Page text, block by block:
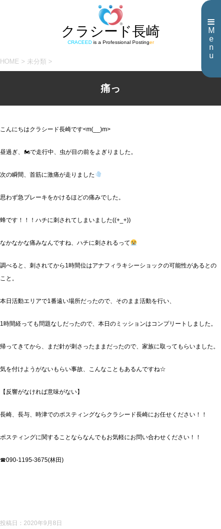
M
e
n
u
クラシード長崎
CRACEEDis a Professional Postinger
HOME > 未分類 >
痛っ
こんにちはクラシード長崎です<m(__)m>
昼過ぎ、🏍で走行中、虫が目の前をよぎりました。
次の瞬間、首筋に激痛が走りました
思わず急ブレーキをかけるほどの痛みでした。
蜂です！！！ハチに刺されてしまいました((+_+))
なかなかな痛みなんですね、ハチに刺されるって
調べると、刺されてから1時間位はアナフィラキシーショックの可能性があるとの
こと。
本日活動エリアで1番遠い場所だったので、そのまま活動を行い、
1時間経っても問題なしだったので、本日のミッションはコンプリートしました。
帰ってきてから、まだ針が刺さったままだったので、家族に取ってもらいました。
気を付けようがないもらい事故、こんなこともあるんですね☆
【反響がなければ意味がない】
長崎、長与、時津でのポスティングならクラシード長崎にお任せください！！
ポスティングに関することならなんでもお気軽にお問い合わせください！！
☎090-1195-3675(林田)
投稿日： 2020年9月8日